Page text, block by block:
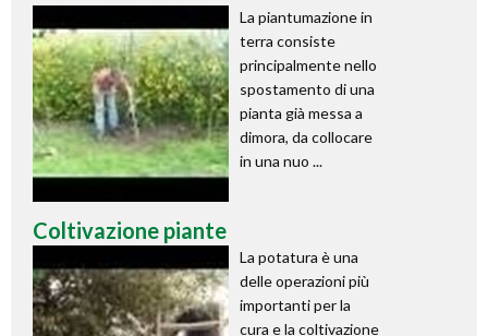
La piantumazione in
terra consiste
principalmente nello
spostamento di una
pianta già messa a
dimora, da collocare
in una nuo ...
Coltivazione piante
La potatura è una
delle operazioni più
importanti per la
cura e la coltivazione